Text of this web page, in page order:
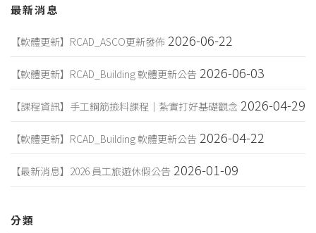
最新消息
【軟體更新】RCAD_ASCO更新發佈 2026-06-22
【軟體更新】RCAD_Building 軟體更新公告 2026-06-03
【課程資訊】手工鋼筋撿料課程｜紮實打好基礎觀念 2026-04-29
【軟體更新】RCAD_Building 軟體更新公告 2026-04-22
【最新消息】2026 員工旅遊休假公告 2026-01-09
分類